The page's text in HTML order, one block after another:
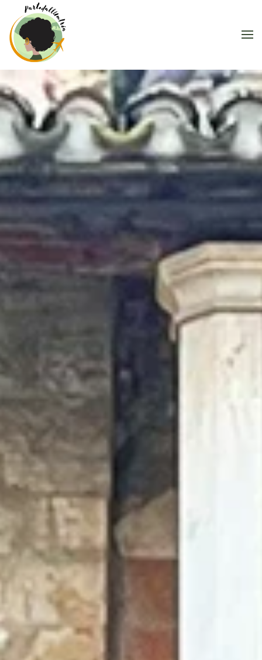
Skip to main content